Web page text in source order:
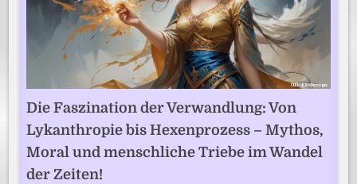
Die Faszination der Verwandlung: Von
Lykanthropie bis Hexenprozess – Mythos,
Moral und menschliche Triebe im Wandel
der Zeiten!